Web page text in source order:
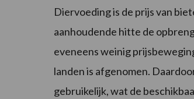
Diervoeding is de prijs van
aanhoudende hitte de
eveneens weinig
landen is afgenomen.
gebruikelijk, wat de